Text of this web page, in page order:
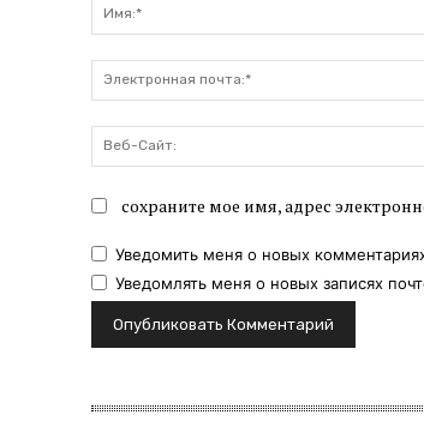
сохраните мое имя, адрес
Уведомить меня о новых
Уведомлять меня о новых записях